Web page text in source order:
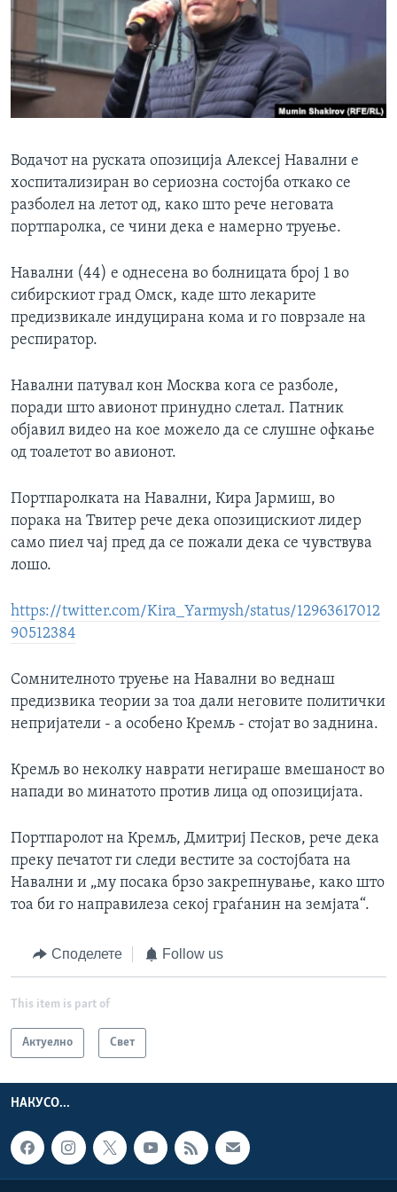
ИНТЕРВЈУА
Јазици
Водачот на руската опозиција Алексеј Навални е
хоспитализиран во сериозна состојба откако се
разболел на летот од, како што рече неговата
портпаролка, се чини дека е намерно труење.
Навални (44) е однесена во болницата број 1 во
сибирскиот град Омск, каде што лекарите
предизвикале индуцирана кома и го поврзале на
респиратор.
Навални патувал кон Москва кога се разболе,
поради што авионот принудно слетал. Патник
објавил видео на кое можело да се слушне офкање
од тоалетот во авионот.
Портпаролката на Навални, Кира Јармиш, во
порака на Твитер рече дека опозицискиот лидер
само пиел чај пред да се пожали дека се чувствува
лошо.
https://twitter.com/Kira_Yarmysh/status/12963617012
90512384
Сомнителното труење на Навални во веднаш
предизвика теории за тоа дали неговите политички
непријатели - а особено Кремљ - стојат во заднина.
Кремљ во неколку наврати негираше вмешаност во
напади во минатото против лица од опозицијата.
Портпаролот на Кремљ, Дмитриј Песков, рече дека
преку печатот ги следи вестите за состојбата на
Навални и „му посака брзо закрепнување, како што
тоа би го направилеза секој граѓанин на земјата“.
Споделете Follow us
This item is part of
Актуелно Свет
НАКУСО...